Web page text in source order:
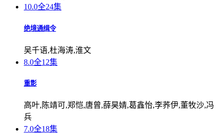
10.0全24集
绝境通缉令
吴千语,杜海涛,淮文
8.0全12集
重影
高叶,陈靖可,郑恺,唐曾,薛昊婧,葛鑫怡,李荞伊,董牧沙,冯
兵
7.0全18集